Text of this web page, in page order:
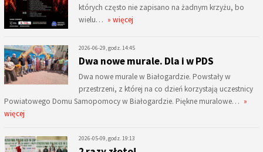
których często nie zapisano na żadnym krzyżu, bo
wielu… » więcej
2026-06-29, godz. 14:45
Dwa nowe murale. Dla i w PDS
Dwa nowe murale w Białogardzie. Powstały w
przestrzeni, z której na co dzień korzystają uczestnicy
Powiatowego Domu Samopomocy w Białogardzie. Piękne muralowe… »
więcej
2026-05-09, godz. 19:13